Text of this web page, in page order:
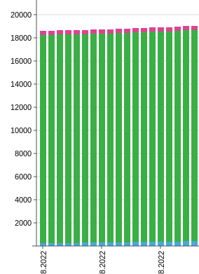
померлі
видужали
2000
4000
6000
8000
10000
12000
14000
16000
18000
20000